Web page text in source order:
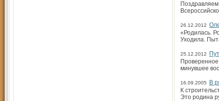
26.12.2012
«Родилась.
Уходила.
25.12.2012
минувшее
16.09.2005
В
К
Это родина